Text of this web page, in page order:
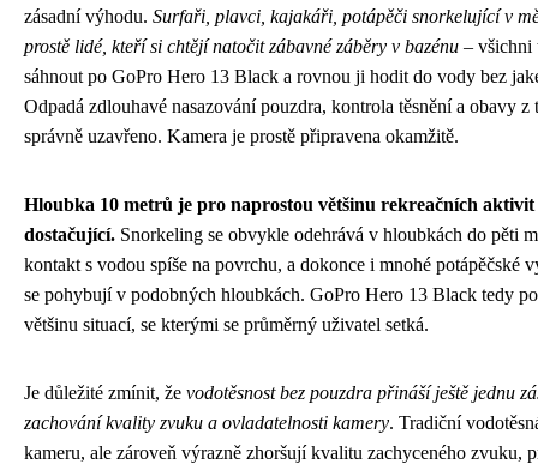
zásadní výhodu. Surfaři, plavci, kajakáři, potápěči snorkelující v
prostě lidé, kteří si chtějí natočit zábavné záběry v bazénu – všichni
sáhnout po GoPro Hero 13 Black a rovnou ji hodit do vody bez
Odpadá zdlouhavé nasazování pouzdra, kontrola těsnění a obavy z
správně uzavřeno. Kamera je prostě připravena okamžitě.
Hloubka 10 metrů je pro naprostou většinu rekreačních aktivit
dostačující. Snorkeling se obvykle odehrává v hloubkách do pěti
kontakt s vodou spíše na povrchu, a dokonce i mnohé potápěčské
se pohybují v podobných hloubkách. GoPro Hero 13 Black tedy
většinu situací, se kterými se průměrný uživatel setká.
Je důležité zmínit, že vodotěsnost bez pouzdra přináší ještě jednu
zachování kvality zvuku a ovladatelnosti kamery. Tradiční
kameru, ale zároveň výrazně zhoršují kvalitu zachyceného zvuku,